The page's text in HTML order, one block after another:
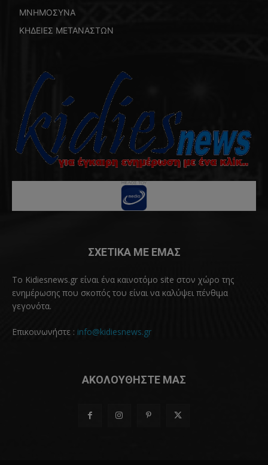
ΜΝΗΜΟΣΥΝΑ
ΚΗΔΕΙΕΣ ΜΕΤΑΝΑΣΤΩΝ
ΣΧΕΤΙΚΑ ΜΕ ΕΜΑΣ
Το Kidiesnews.gr είναι ένα καινοτόμο site στον χώρο της
ενημέρωσης που σκοπός του είναι να καλύψει πένθιμα
γεγονότα.
Επικοινωνήστε : info@kidiesnews.gr
ΑΚΟΛΟΥΘΗΣΤΕ ΜΑΣ